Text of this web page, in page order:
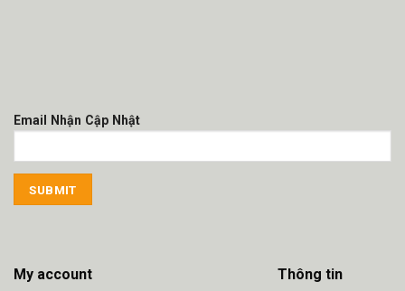
My account Thông tin
Email Nhận Cập Nhật